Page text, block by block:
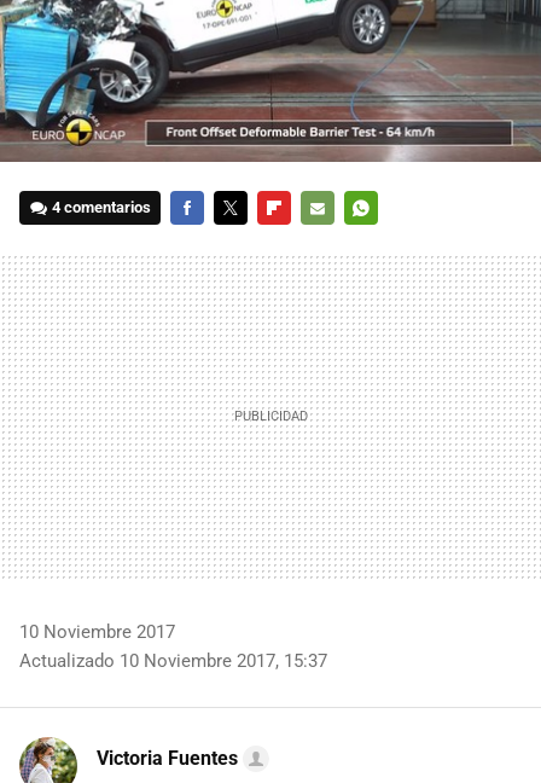
4 comentarios
MAIL
10 Noviembre 2017
Actualizado 10 Noviembre 2017, 15:37
Victoria Fuentes